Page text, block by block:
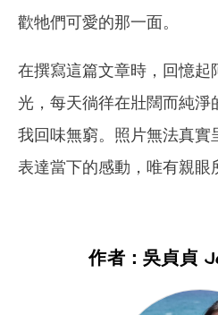
歡牠們可愛的那一面。
在撰寫這篇文章時，回憶起
光，每天徜徉在壯闊而純淨
我回味無窮。照片無法真實
表達當下的感動，唯有親眼
作者：吳貞貞